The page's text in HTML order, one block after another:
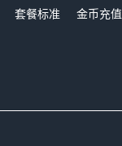
套餐标准
金币充值